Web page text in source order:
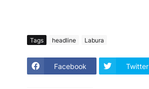
Tags headline Labura
Facebook Twitter